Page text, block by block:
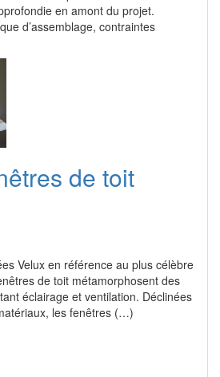
en amont du projet.
d’assemblage, contraintes
de toit
Velux en référence au plus célèbre
de toit métamorphosent des
éclairage et ventilation. Déclinées
les fenêtres (…)